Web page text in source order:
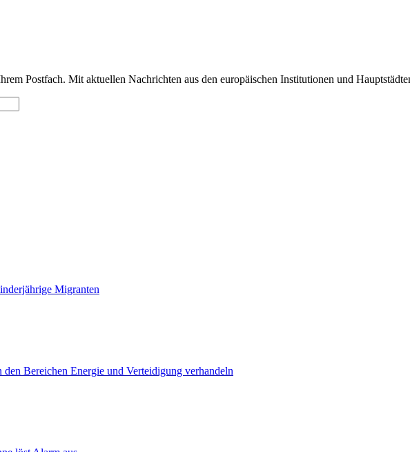
Postfach. Mit aktuellen Nachrichten aus den europäischen Institutionen und
Migranten
Bereichen Energie und Verteidigung verhandeln